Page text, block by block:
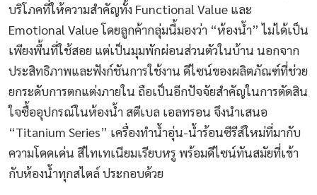
บริโภคที่ให้ความสำคัญทั้ง Functional Value และ
Emotional Value โดยลูกค้ากลุ่มนี้มองว่า “ห้องน้ำ” ไม่ได้เป็น
เพียงพื้นที่ใช้สอย แต่เป็นมุมพักผ่อนส่วนตัวในบ้าน นอกจาก
ประสิทธิภาพและฟังก์ชันการใช้งาน ดีไซน์ของผลิตภัณฑ์ที่ช่วย
ยกระดับการตกแต่งภายใน ถือเป็นอีกปัจจัยสำคัญในการตัดสิน
ใจซื้ออุปกรณ์ในห้องน้ำ สตีเบล เอลทรอน จึงนำเสนอ
“Titanium Series” เครื่องทำน้ำอุ่น-น้ำร้อนซีรีส์ใหม่ที่มากับ
ความโดดเด่น สีไทเทเนียมเรียบหรู พร้อมดีไซน์ทันสมัยที่เข้า
กับห้องน้ำทุกสไตล์ ประกอบด้วย